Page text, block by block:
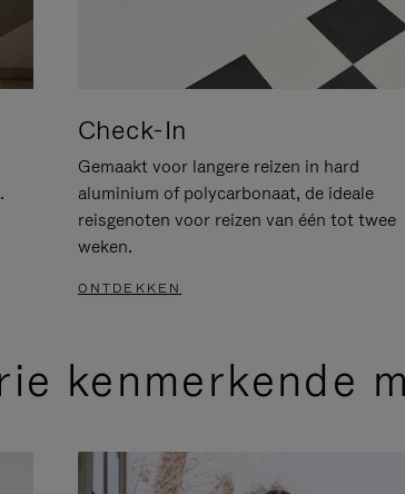
Check-In
Gemaakt voor langere reizen in hard
aluminium of polycarbonaat, de ideale
reisgenoten voor reizen van één tot twee
weken.
ONTDEKKEN
kenmerkende